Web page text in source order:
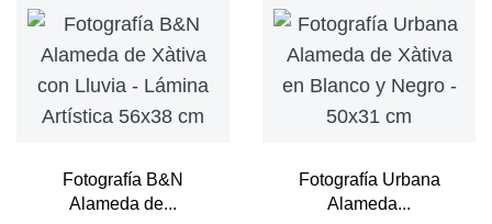
Fotografía B&N
Alameda de...
Fotografía Urbana
Alameda...